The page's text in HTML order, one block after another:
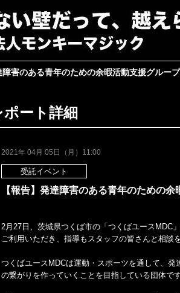
障害のある青年のための余暇活動支援グルー
ポート詳細
2021年 04月 05日（月）11:00
受託イベント
【報告】発達障害のある青年のための
2月27日、茨城県つくば市の「つくばユースMDC
ご利用いただき、指導もスタッフの皆さんと相談
つくばユースMDCは運動・スポーツを通して、
の繋がりを作っていくことを目指している団体です